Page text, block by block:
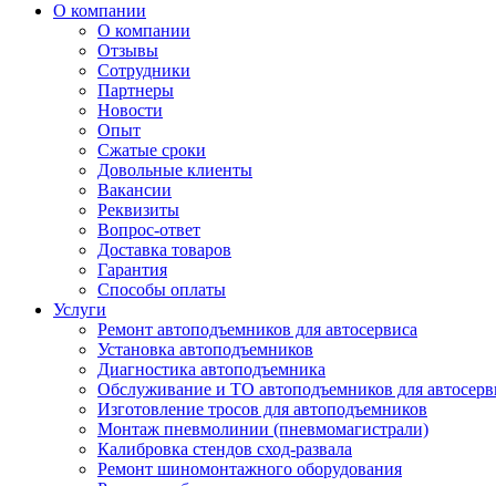
О компании
О компании
Отзывы
Сотрудники
Партнеры
Новости
Опыт
Сжатые сроки
Довольные клиенты
Вакансии
Реквизиты
Вопрос-ответ
Доставка товаров
Гарантия
Способы оплаты
Услуги
Ремонт автоподъемников для автосервиса
Установка автоподъемников
Диагностика автоподъемника
Обслуживание и ТО автоподъемников для
Изготовление тросов для автоподъемников
Монтаж пневмолинии (пневмомагистрали)
Калибровка стендов сход-развала
Ремонт шиномонтажного оборудования